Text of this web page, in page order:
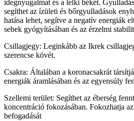
idegnyugalmat és a lelki békét.
segíthet az ízületi és bőrgyulladások
hatása lehet, segítve a negatív energiák
sebek gyógyításában és az érzelmi
Csillagjegy: Leginkább az Ikrek
szerencse kövét.
Csakra: Általában a koronacsakrát
energiák áramlásában és az egyensúly
Szellemi terület: Segíthet az éberség
koncentráció fokozásában. Fokozhatja
befogadását